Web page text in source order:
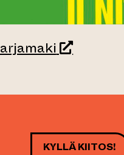
(siirtyy
KYLLÄ KIITOS!